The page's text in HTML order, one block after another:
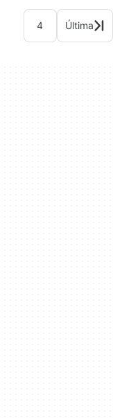
4 Última